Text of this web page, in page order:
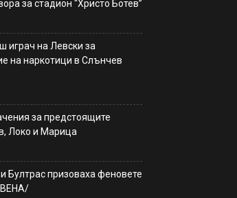
за стадион “Христо Ботев”
играч на Левски за
на наркотици в Слънчев
за предстоящите
Локо и Марица
Бултрас призоваха феновете